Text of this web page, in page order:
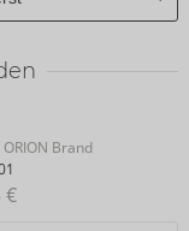
Brand
€